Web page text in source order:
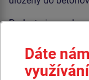
Podesta je
stálostí, odolností
Veškerý spojovací
Dáte